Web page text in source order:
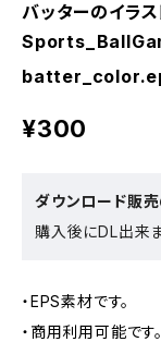
バッターのイラス
¥300
ダウンロード販
購入後にDL出来
・EPS素材です。
・商用利用可能です。